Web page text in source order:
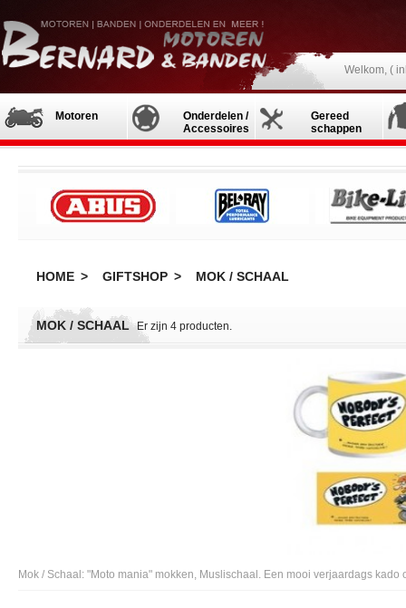
Welkom, (
Motoren
Onderdelen /
Accessoires
Gereed
schappen
HOME > GIFTSHOP > MOK / SCHAAL
MOK / SCHAAL Er zijn 4 producten.
Mok / Schaal: "Moto mania" mokken, Muslischaal. Een mooi verjaardags